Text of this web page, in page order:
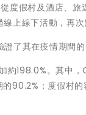
度假村及酒店、
上線下活動，再次
了其在疫情期間
198.0%。其中
90.2%；度假村的